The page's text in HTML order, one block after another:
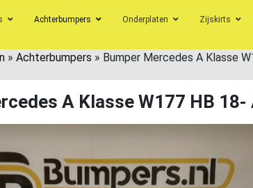
Achterbumpers Onderplaten Zijskirts
» Achterbumpers » Bumper Mercedes A Klasse
A Klasse W177 HB